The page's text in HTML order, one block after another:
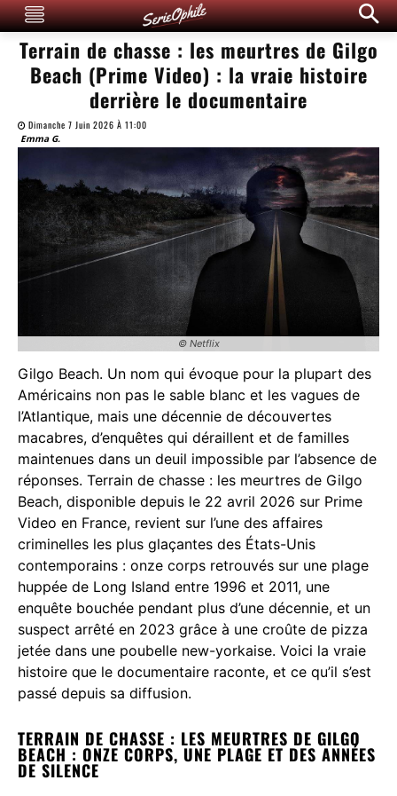
Terrain de chasse : les meurtres de Gilgo
Beach (Prime Video) : la vraie histoire
derrière le documentaire
Dimanche 7 Juin 2026 À 11:00
Emma G.
© Netflix
Gilgo Beach. Un nom qui évoque pour la plupart des
Américains non pas le sable blanc et les vagues de
l’Atlantique, mais une décennie de découvertes
macabres, d’enquêtes qui déraillent et de familles
maintenues dans un deuil impossible par l’absence de
réponses. Terrain de chasse : les meurtres de Gilgo
Beach, disponible depuis le 22 avril 2026 sur Prime
Video en France, revient sur l’une des affaires
criminelles les plus glaçantes des États-Unis
contemporains : onze corps retrouvés sur une plage
huppée de Long Island entre 1996 et 2011, une
enquête bouchée pendant plus d’une décennie, et un
suspect arrêté en 2023 grâce à une croûte de pizza
jetée dans une poubelle new-yorkaise. Voici la vraie
histoire que le documentaire raconte, et ce qu’il s’est
passé depuis sa diffusion.
TERRAIN DE CHASSE : LES MEURTRES DE GILGO
BEACH : ONZE CORPS, UNE PLAGE ET DES ANNÉES
DE SILENCE